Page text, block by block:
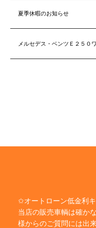
夏季休暇のお知らせ
メルセデス・ベンツＥ２５
✩オートローン低金利
当店の販売車輌は確か
様からのご質問には出